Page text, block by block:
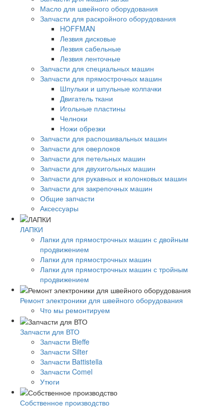
Масло для швейного оборудования
Запчасти для раскройного оборудования
HOFFMAN
Лезвия дисковые
Лезвия сабельные
Лезвия ленточные
Запчасти для специальных машин
Запчасти для прямострочных машин
Шпульки и шпульные колпачки
Двигатель ткани
Игольные пластины
Челноки
Ножи обрезки
Запчасти для распошивальных машин
Запчасти для оверлоков
Запчасти для петельных машин
Запчасти для двухигольных машин
Запчасти для рукавных и колонковых машин
Запчасти для закрепочных машин
Общие запчасти
Аксессуары
ЛАПКИ
Лапки для прямострочных машин с двойным
продвижением
Лапки для прямострочных машин
Лапки для прямострочных машин с тройным
продвижением
Ремонт электроники для швейного оборудования
Что мы ремонтируем
Запчасти для ВТО
Запчасти Bieffe
Запчасти Silter
Запчасти Battistella
Запчасти Comel
Утюги
Собственное производство